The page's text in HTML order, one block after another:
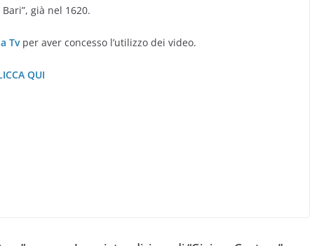
già nel 1620.
Tvper aver concesso l’utilizzo dei video.
QUI